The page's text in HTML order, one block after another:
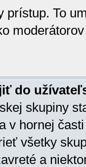
prístup. To
do
skupiny
v hornej
všetky
a